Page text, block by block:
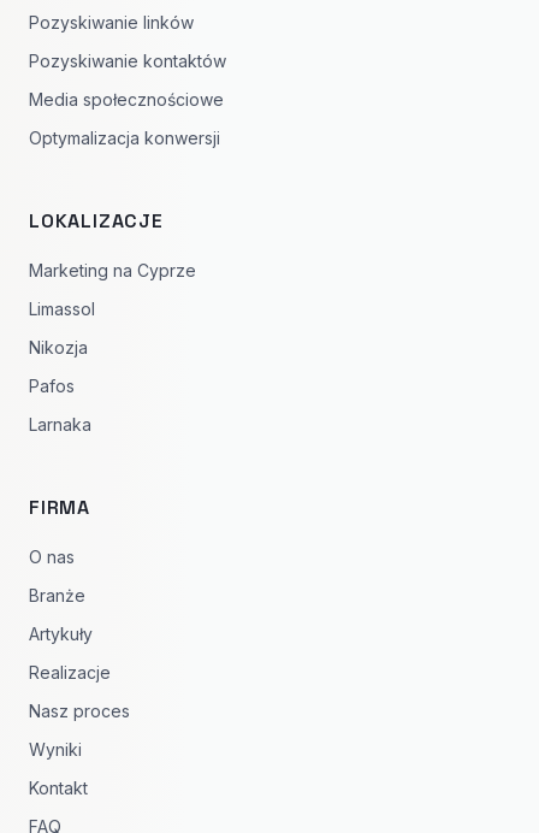
Pozyskiwanie linków
Pozyskiwanie kontaktów
Media społecznościowe
Optymalizacja konwersji
LOKALIZACJE
Marketing na Cyprze
Limassol
Nikozja
Pafos
Larnaka
FIRMA
O nas
Branże
Artykuły
Realizacje
Nasz proces
Wyniki
Kontakt
FAQ